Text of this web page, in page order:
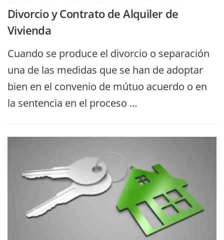
Divorcio y Contrato de Alquiler de
Vivienda
Cuando se produce el divorcio o separación
una de las medidas que se han de adoptar
bien en el convenio de mútuo acuerdo o en
la sentencia en el proceso …